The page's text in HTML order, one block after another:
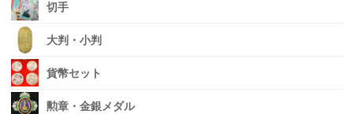
切手
大判・小判
貨幣セット
勲章・金銀メダル